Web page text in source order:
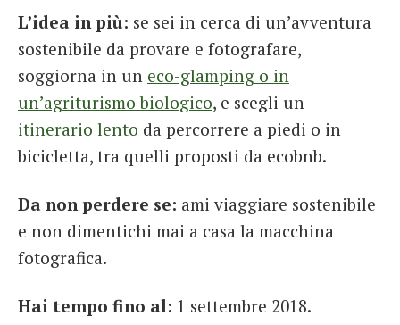
L’idea in più: se sei in cerca di un’avventura
sostenibile da provare e fotografare,
soggiorna in un eco-glamping o in
un’agriturismo biologico, e scegli un
itinerario lento da percorrere a piedi o in
bicicletta, tra quelli proposti da ecobnb.
Da non perdere se: ami viaggiare sostenibile
e non dimentichi mai a casa la macchina
fotografica.
Hai tempo fino al: 1 settembre 2018.